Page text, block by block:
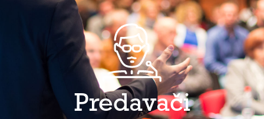
Predavači